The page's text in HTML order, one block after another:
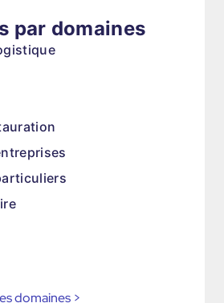
par domaines
domaines >